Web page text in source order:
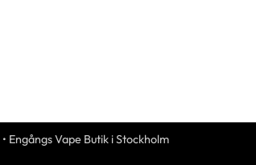
• Engångs Vape Butik i Stockholm